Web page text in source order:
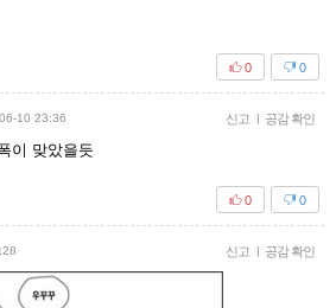
0
0
10 23:36 신고 공감 확인
이 맞았을듯
0
0
신고 공감 확인